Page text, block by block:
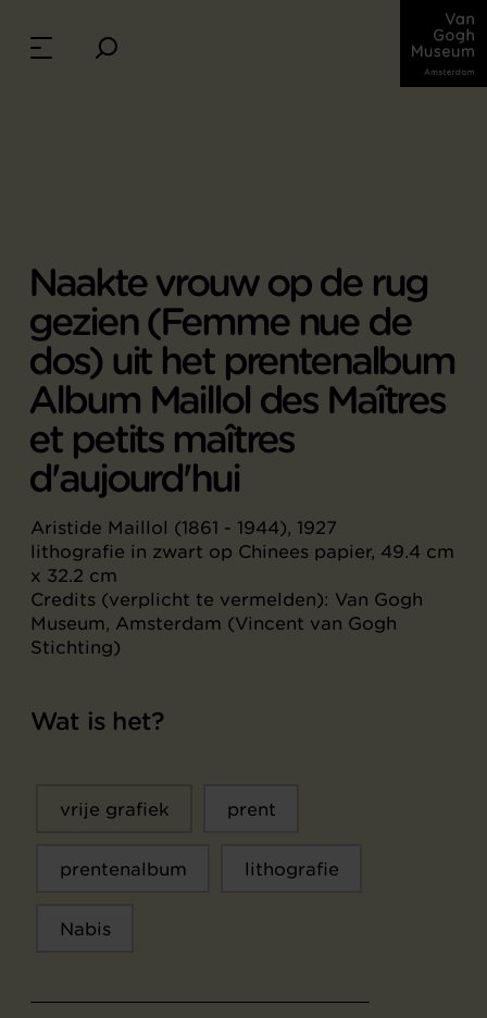
Naakte vrouw op de rug
gezien (Femme nue de
dos) uit het prentenalbum
Album Maillol des Maîtres
et petits maîtres
d'aujourd'hui
Aristide Maillol (1861 - 1944), 1927
lithografie in zwart op Chinees papier, 49.4 cm
x 32.2 cm
Credits (verplicht te vermelden): Van Gogh
Museum, Amsterdam (Vincent van Gogh
Stichting)
Wat is het?
vrije grafiek prent
prentenalbum lithografie
Nabis